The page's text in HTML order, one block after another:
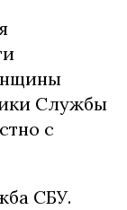
Службы
с
СБУ.